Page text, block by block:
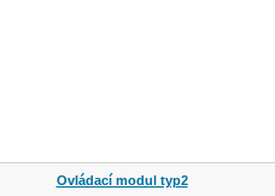
Ovládací modul typ2